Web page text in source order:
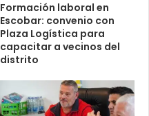
Formación laboral en
Escobar: convenio con
Plaza Logística para
capacitar a vecinos del
distrito